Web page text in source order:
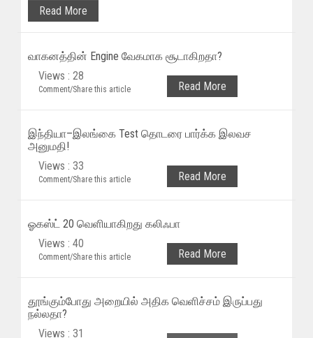
Read More
வாகனத்தின் Engine வேகமாக சூடாகிறதா?
Views : 28
Comment/Share this article Read More
இந்தியா–இலங்கை Test தொடரை பார்க்க இலவச
அனுமதி!
Views : 33
Comment/Share this article Read More
ஓகஸ்ட் 20 வெளியாகிறது கலிஃபா
Views : 40
Comment/Share this article Read More
தூங்கும்போது அறையில் அதிக வெளிச்சம் இருப்பது
நல்லதா?
Views : 31